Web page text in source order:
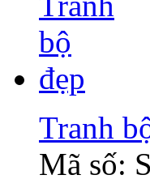
Tranh
Mã số: